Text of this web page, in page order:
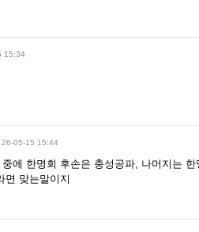
15:34
26-05-15 15:44
에 한명회 후손은 충성공파, 나머지는 한
면 맞는말이지